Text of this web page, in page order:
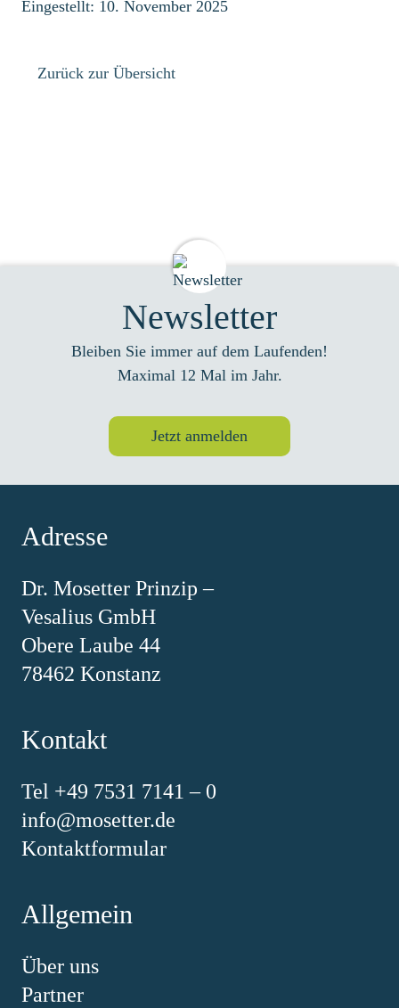
Eingestellt: 10. November 2025
Zurück zur Übersicht
Newsletter
Bleiben Sie immer auf dem Laufenden!
Maximal 12 Mal im Jahr.
Jetzt anmelden
Adresse
Dr. Mosetter Prinzip –
Vesalius GmbH
Obere Laube 44
78462 Konstanz
Kontakt
Tel +49 7531 7141 – 0
info@mosetter.de
Kontaktformular
Allgemein
Über uns
Partner